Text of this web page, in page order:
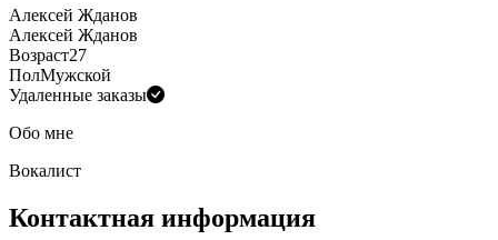
Алексей Жданов
Алексей Жданов
Возраст27
ПолМужской
Удаленные заказы
Обо мне
Вокалист
Контактная информация